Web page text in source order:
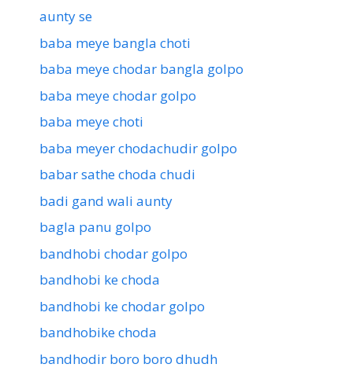
aunty se
baba meye bangla choti
baba meye chodar bangla golpo
baba meye chodar golpo
baba meye choti
baba meyer chodachudir golpo
babar sathe choda chudi
badi gand wali aunty
bagla panu golpo
bandhobi chodar golpo
bandhobi ke choda
bandhobi ke chodar golpo
bandhobike choda
bandhodir boro boro dhudh